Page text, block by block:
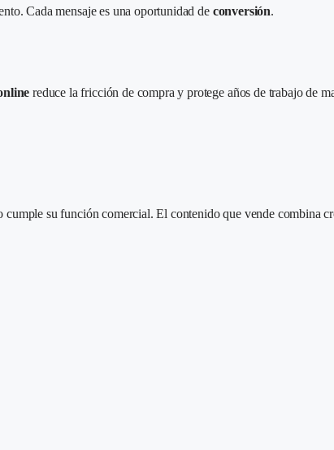
Cada mensaje es una oportunidad de conversión.
reduce la fricción de compra y protege años de trabajo de
su función comercial. El contenido que vende combina